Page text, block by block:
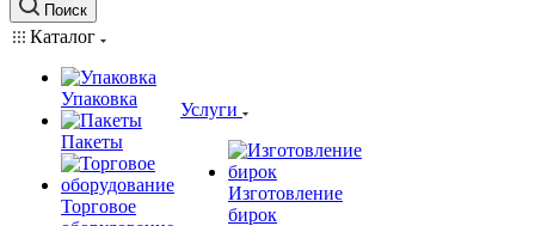
Поиск
Каталог
Упаковка
Пакеты
Торговое
Услуги
Изготовление
бирок